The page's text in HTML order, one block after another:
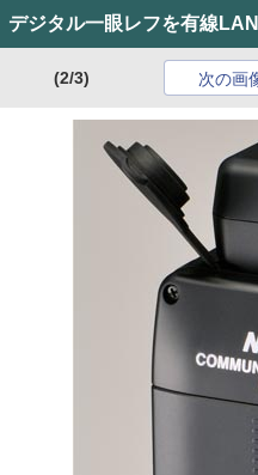
デジタル一眼レフを有線
(2/3) 次の画